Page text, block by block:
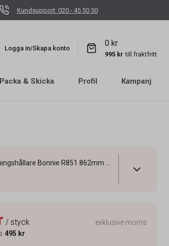
Kundsupport: 020 - 45 50 50
Logga in/Skapa konto
0 kr
995 kr till fraktfritt
Packa & Skicka Profil
Kampanj
/ styck
495 kr
exklusive moms